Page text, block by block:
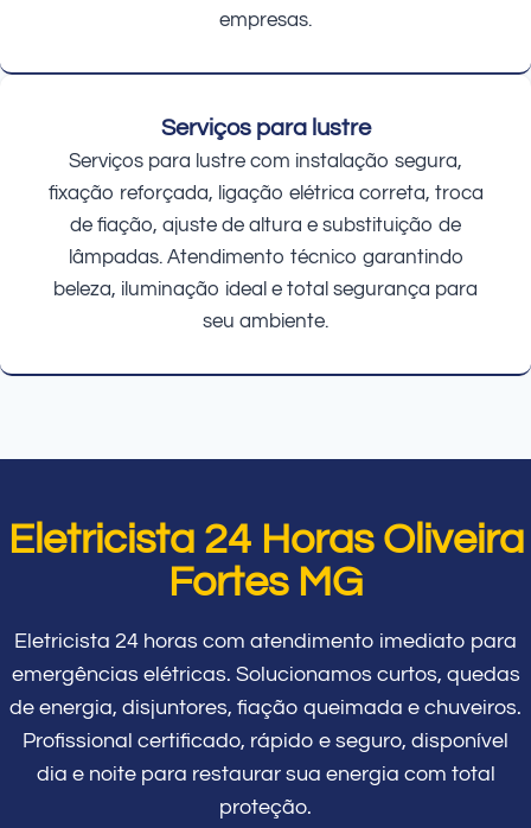
empresas.
Serviços para lustre
Serviços para lustre com instalação segura,
fixação reforçada, ligação elétrica correta, troca
de fiação, ajuste de altura e substituição de
lâmpadas. Atendimento técnico garantindo
beleza, iluminação ideal e total segurança para
seu ambiente.
Eletricista 24 Horas Oliveira
Fortes MG
Eletricista 24 horas com atendimento imediato para
emergências elétricas. Solucionamos curtos, quedas
de energia, disjuntores, fiação queimada e chuveiros.
Profissional certificado, rápido e seguro, disponível
dia e noite para restaurar sua energia com total
proteção.